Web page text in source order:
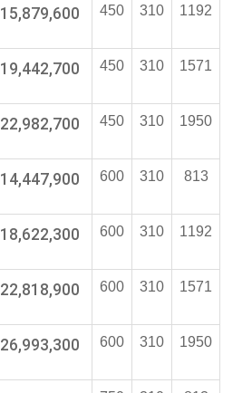
1192
310
450
15,879,600
1571
310
450
19,442,700
1950
310
450
22,982,700
813
310
600
14,447,900
1192
310
600
18,622,300
1571
310
600
22,818,900
1950
310
600
26,993,300